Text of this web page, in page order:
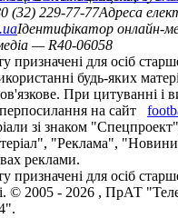
(32) 229-77-77Адреса
Ідентифікатор онлайн-
— R40-06058
призначені для осіб
будь-яких
При цитуванні і
на сайт
зі знаком
"Реклама",
реклами.
призначені для осіб
© 2005 - 2026 , ПрАТ